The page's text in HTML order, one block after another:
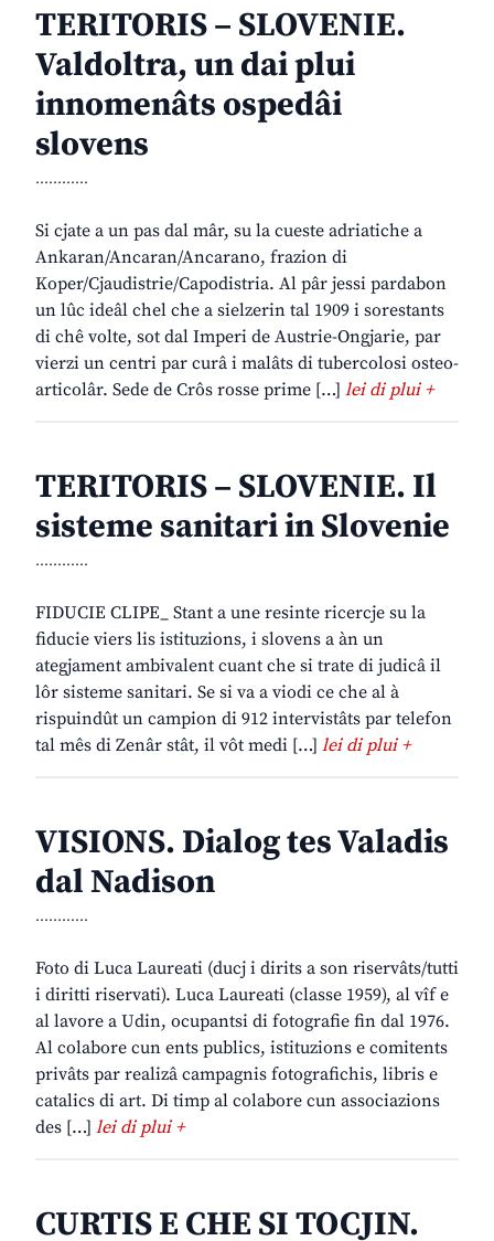
TERITORIS – SLOVENIE.
Valdoltra, un dai plui
innomenâts ospedâi
slovens
............
Si cjate a un pas dal mâr, su la cueste adriatiche a
Ankaran/Ancaran/Ancarano, frazion di
Koper/Cjaudistrie/Capodistria. Al pâr jessi pardabon
un lûc ideâl chel che a sielzerin tal 1909 i sorestants
di chê volte, sot dal Imperi de Austrie-Ongjarie, par
vierzi un centri par curâ i malâts di tubercolosi osteo-
articolâr. Sede de Crôs rosse prime […] lei di plui +
TERITORIS – SLOVENIE. Il
sisteme sanitari in Slovenie
............
FIDUCIE CLIPE_ Stant a une resinte ricercje su la
fiducie viers lis istituzions, i slovens a àn un
ategjament ambivalent cuant che si trate di judicâ il
lôr sisteme sanitari. Se si va a viodi ce che al à
rispuindût un campion di 912 intervistâts par telefon
tal mês di Zenâr stât, il vôt medi […] lei di plui +
VISIONS. Dialog tes Valadis
dal Nadison
............
Foto di Luca Laureati (ducj i dirits a son riservâts/tutti
i diritti riservati). Luca Laureati (classe 1959), al vîf e
al lavore a Udin, ocupantsi di fotografie fin dal 1976.
Al colabore cun ents publics, istituzions e comitents
privâts par realizâ campagnis fotografichis, libris e
catalics di art. Di timp al colabore cun associazions
des […] lei di plui +
CURTIS E CHE SI TOCJIN.